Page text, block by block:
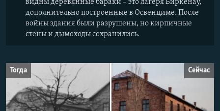
видны деревянные бараки – это лагеря Биркенау,
дополнительно построенные в Освенциме. После
войны здания были разрушены, но кирпичные
стены и дымоходы сохранились.
Тогда Сейчас